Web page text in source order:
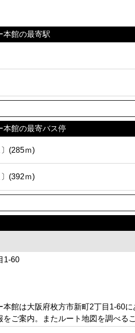
本館の最寄駅
本館の最寄バス停
(285ｍ)
(392ｍ)
1-60
館は大阪府枚方市新町2丁目1-60
ご案内。またルート地図を調べる